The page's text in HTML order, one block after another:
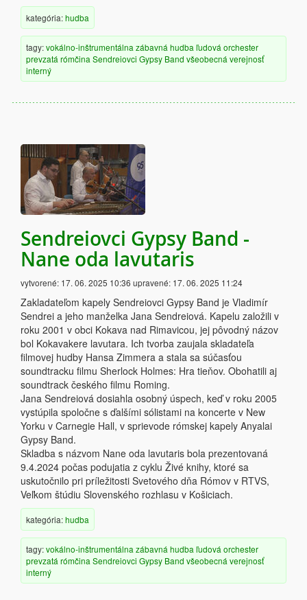
kategória:hudba
tagy:vokálno-inštrumentálna zábavná hudba ľudová orchester
prevzatá rómčina Sendreiovci Gypsy Band všeobecná verejnosť
interný
Sendreiovci Gypsy Band -
Nane oda lavutaris
vytvorené: 17. 06. 2025 10:36 upravené: 17. 06. 2025 11:24
Zakladateľom kapely Sendreiovci Gypsy Band je Vladimír
Sendrei a jeho manželka Jana Sendreiová. Kapelu založili v
roku 2001 v obci Kokava nad Rimavicou, jej pôvodný názov
bol Kokavakere lavutara. Ich tvorba zaujala skladateľa
filmovej hudby Hansa Zimmera a stala sa súčasťou
soundtracku filmu Sherlock Holmes: Hra tieňov. Obohatili aj
soundtrack českého filmu Roming.
Jana Sendreiová dosiahla osobný úspech, keď v roku 2005
vystúpila spoločne s ďalšími sólistami na koncerte v New
Yorku v Carnegie Hall, v sprievode rómskej kapely Anyalai
Gypsy Band.
Skladba s názvom Nane oda lavutaris bola prezentovaná
9.4.2024 počas podujatia z cyklu Živé knihy, ktoré sa
uskutočnilo pri príležitosti Svetového dňa Rómov v RTVS,
Veľkom štúdiu Slovenského rozhlasu v Košiciach.
kategória:hudba
tagy:vokálno-inštrumentálna zábavná hudba ľudová orchester
prevzatá rómčina Sendreiovci Gypsy Band všeobecná verejnosť
interný